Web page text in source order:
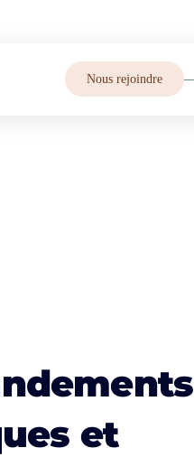
Nous rejoindre
et